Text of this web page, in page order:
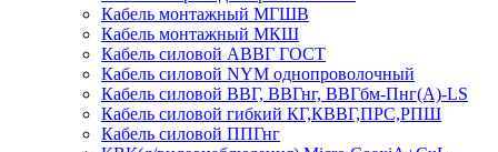
Кабель монтажный МГШВ
Кабель монтажный МКШ
Кабель силовой АВВГ ГОСТ
Кабель силовой NYM однопроволочный
Кабель силовой ВВГ, ВВГнг, ВВГбм-Пнг(А)-LS
Кабель силовой гибкий КГ,КВВГ,ПРС,РПШ
Кабель силовой ППГнг